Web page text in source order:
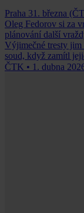
Praha 31. března
Oleg Fedorov si za
plánování další
Výjimečné tresty jim
soud, když zamítl
ČTK • 1. dubna